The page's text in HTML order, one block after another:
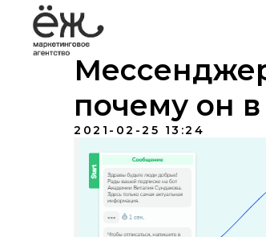
почему он
2021-02-25 13:24